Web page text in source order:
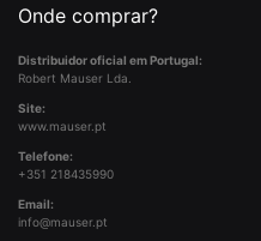
Onde comprar?
Distribuidor oficial em Portugal:
Robert Mauser Lda.
Site:
www.mauser.pt
Telefone:
+351 218435990
Email:
info@mauser.pt